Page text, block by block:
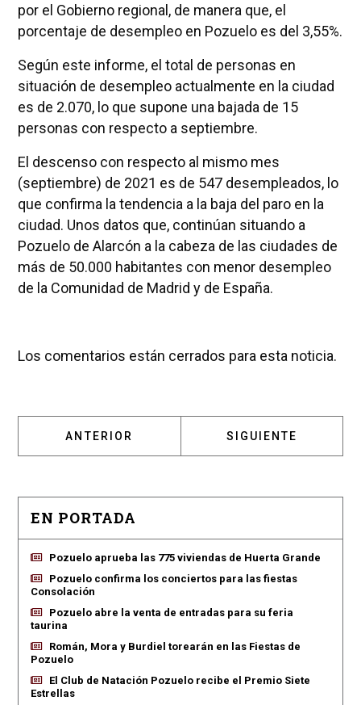
por el Gobierno regional, de manera que, el
porcentaje de desempleo en Pozuelo es del 3,55%.
Según este informe, el total de personas en
situación de desempleo actualmente en la ciudad
es de 2.070, lo que supone una bajada de 15
personas con respecto a septiembre.
El descenso con respecto al mismo mes
(septiembre) de 2021 es de 547 desempleados, lo
que confirma la tendencia a la baja del paro en la
ciudad. Unos datos que, continúan situando a
Pozuelo de Alarcón a la cabeza de las ciudades de
más de 50.000 habitantes con menor desempleo
de la Comunidad de Madrid y de España.
Los comentarios están cerrados para esta noticia.
ARTÍCULO ANTERIOR: NUEVO REPARTO DE
ANTERIOR ARTÍCULO
SIGUIENTE
EN PORTADA
Pozuelo aprueba las 775 viviendas de Huerta Grande
Pozuelo confirma los conciertos para las fiestas
Consolación
Pozuelo abre la venta de entradas para su feria
taurina
Román, Mora y Burdiel torearán en las Fiestas de
Pozuelo
El Club de Natación Pozuelo recibe el Premio Siete
Estrellas